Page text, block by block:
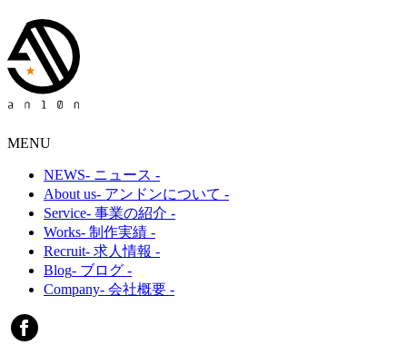
MENU
NEWS- ニュース -
About us- アンドンについて -
Service- 事業の紹介 -
Works- 制作実績 -
Recruit- 求人情報 -
Blog- ブログ -
Company- 会社概要 -